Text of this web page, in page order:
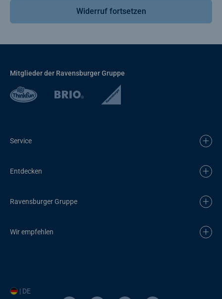
Widerruf fortsetzen
Mitglieder der Ravensburger Gruppe
Service
Entdecken
Ravensburger Gruppe
Wir empfehlen
| DE